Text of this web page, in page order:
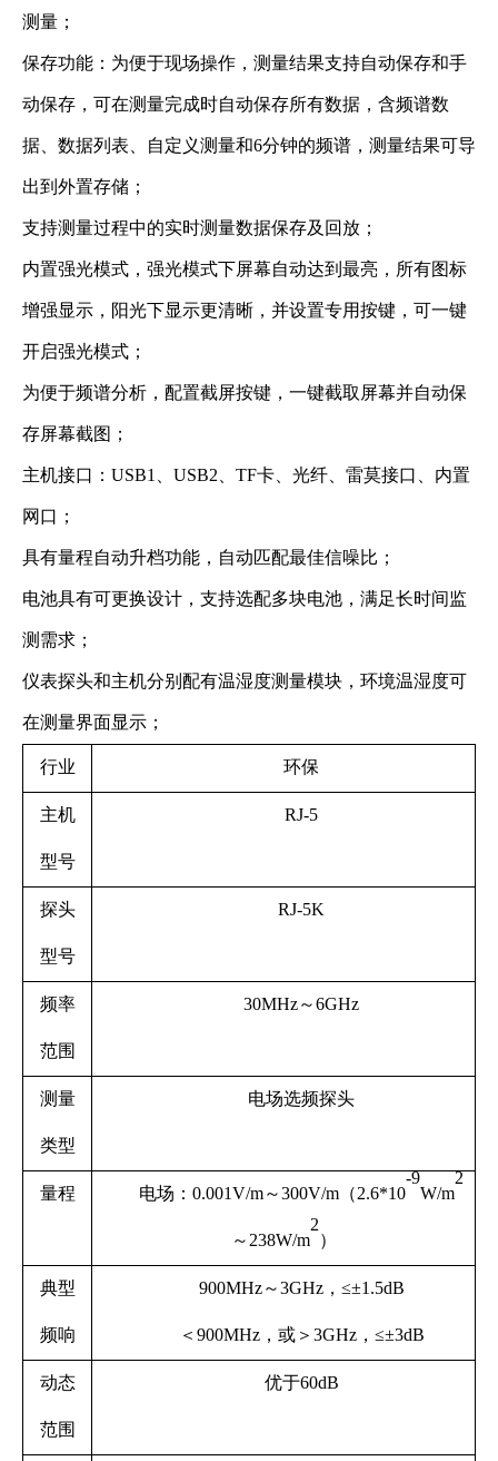
测量；
保存功能：为便于现场操作，测量结果支持自动保存和手
动保存，可在测量完成时自动保存所有数据，含频谱数
据、数据列表、自定义测量和6分钟的频谱，测量结果可导
出到外置存储；
支持测量过程中的实时测量数据保存及回放；
内置强光模式，强光模式下屏幕自动达到最亮，所有图标
增强显示，阳光下显示更清晰，并设置专用按键，可一键
开启强光模式；
为便于频谱分析，配置截屏按键，一键截取屏幕并自动保
存屏幕截图；
主机接口：USB1、USB2、TF卡、光纤、雷莫接口、内置
网口；
具有量程自动升档功能，自动匹配最佳信噪比；
电池具有可更换设计，支持选配多块电池，满足长时间监
测需求；
仪表探头和主机分别配有温湿度测量模块，环境温湿度可
在测量界面显示；
行业 环保
主机
型号
RJ-5
探头
型号
RJ-5K
频率
范围
30MHz～6GHz
测量
类型
电场选频探头
量程 电场：0.001V/m～300V/m（2.6*10
-9
W/m
2
～238W/m
2
）
典型
频响
900MHz～3GHz，≤±1.5dB
＜900MHz，或＞3GHz，≤±3dB
动态
范围
优于60dB